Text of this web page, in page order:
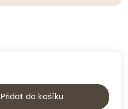
Přidat do košíku